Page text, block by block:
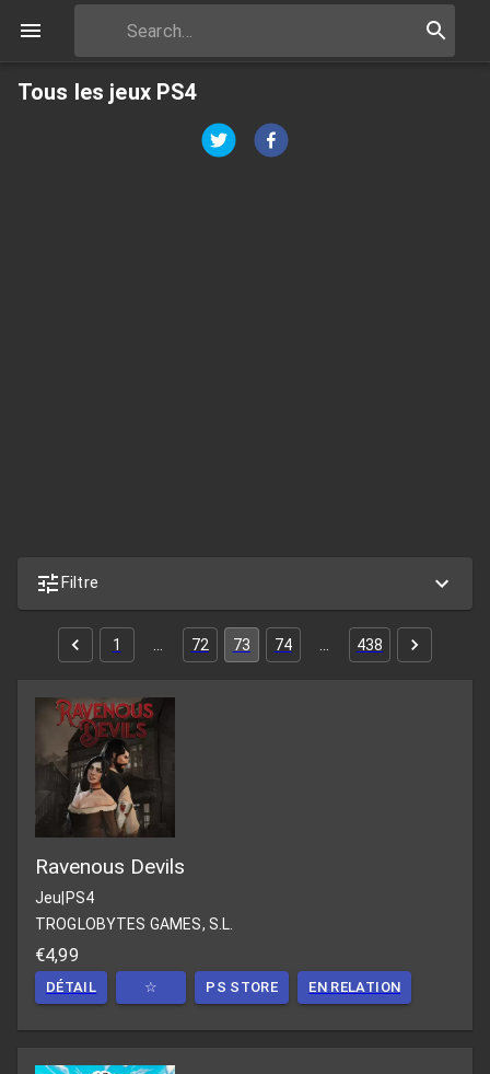
Tous les jeux PS4
Filtre
1 72 73 74 438
Ravenous Devils
Jeu|PS4
TROGLOBYTES GAMES, S.L.
€4,99
DÉTAIL ☆ PS STORE EN RELATION